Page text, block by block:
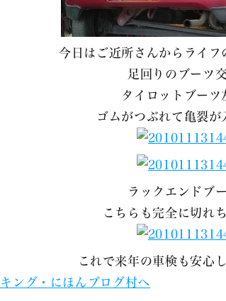
今日はご近所さんからライフ
足回りのブーツ
タイロットブーツ
ゴムがつぶれて亀裂が
ラックエンドブ
こちらも完全に切れ
これで来年の車検も安心